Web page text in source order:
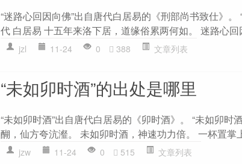
“迷路心回因向佛”出自唐代白居易的《刑部尚书致仕》
代 白居易 十五年来洛下居，道缘俗累两何如。 迷路心回
jzl 11-24 0 388 文章列表
“未如卯时酒”的出处是哪里
“未如卯时酒”出自唐代白居易的《卯时酒》。 “未如卯时
醐，仙方夸沆瀣。 未如卯时酒，神速功力倍。 一杯置掌
jzw 11-24 0 515 文章列表